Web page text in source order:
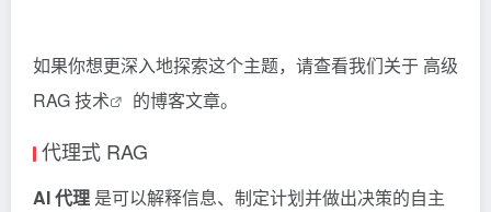
如果你想更深入地探索这个主题，请查看我们关于 高级
RAG 技术
的博客文章。
代理式 RAG
AI 代理 是可以解释信息、制定计划并做出决策的自主